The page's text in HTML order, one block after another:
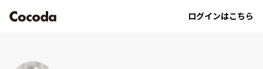
ログインはこちら